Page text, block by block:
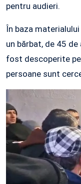
pentru audieri.
În baza
un bărbat, de 45 de
fost descoperite
persoane sunt